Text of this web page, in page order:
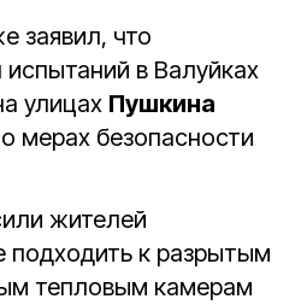
заявил, что
в Валуйках
улицах Пушкина
мерах безопасности
жителей
подходить к разрытым
тепловым камерам